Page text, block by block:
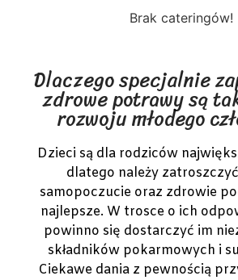
Brak cateringów!
Dlaczego specjalnie
zdrowe potrawy są
rozwoju młodego
Dzieci są dla rodziców
dlatego należy
samopoczucie oraz zdrowie
najlepsze. W trosce o ich
powinno się dostarczyć im
składników pokarmowych i
Ciekawe dania z pewnością